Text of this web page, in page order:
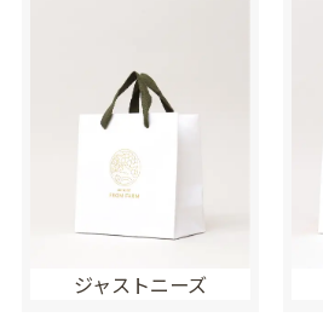
ジャストニーズ